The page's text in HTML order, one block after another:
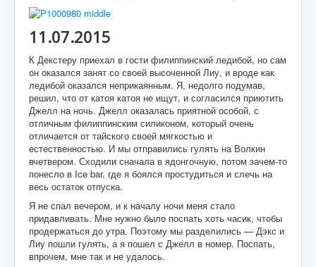
11.07.2015
К Декстеру приехал в гости филиппинский ледибой, но сам
он оказался занят со своей высоченной Лиу, и вроде как
ледибой оказался неприкаянным. Я, недолго подумав,
решил, что от катоя катоя не ищут, и согласился приютить
Джелл на ночь. Джелл оказалась приятной особой, с
отличным филиппинским силиконом, который очень
отличается от тайского своей мягкостью и
естественностью. И мы отправились гулять на Волкин
вчетвером. Сходили сначала в ядонгочную, потом зачем-то
понесло в Ice bar, где я боялся простудиться и слечь на
весь остаток отпуска.
Я не спал вечером, и к началу ночи меня стало
придавливать. Мне нужно было поспать хоть часик, чтобы
продержаться до утра. Поэтому мы разделились — Дэкс и
Лиу пошли гулять, а я пошел с Джелл в номер. Поспать,
впрочем, мне так и не удалось.